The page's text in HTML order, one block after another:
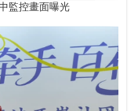
監控畫面曝光